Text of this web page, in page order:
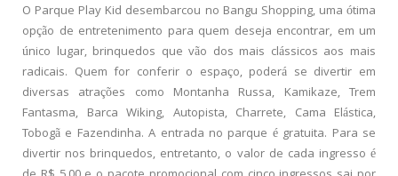
O Parque Play Kid desembarcou no Bangu Shopping, uma ótima
opção de entretenimento para quem deseja encontrar, em um
único lugar, brinquedos que vão dos mais clássicos aos mais
radicais. Quem for conferir o espaço, poderá se divertir em
diversas atrações como Montanha Russa, Kamikaze, Trem
Fantasma, Barca Wiking, Autopista, Charrete, Cama Elástica,
Tobogã e Fazendinha. A entrada no parque é gratuita. Para se
divertir nos brinquedos, entretanto, o valor de cada ingresso é